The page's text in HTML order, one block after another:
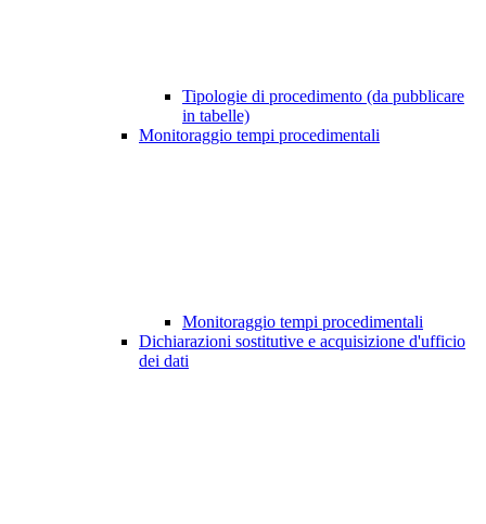
Tipologie di procedimento (da pubblicare
in tabelle)
Monitoraggio tempi procedimentali
Monitoraggio tempi procedimentali
Dichiarazioni sostitutive e acquisizione d'ufficio
dei dati